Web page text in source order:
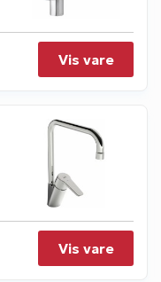
Vis vare
Vis vare